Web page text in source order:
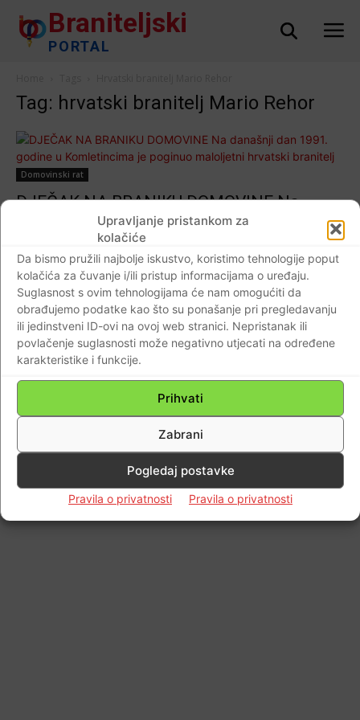
Upravljanje pristankom za
kolačiće
Da bismo pružili najbolje iskustvo, koristimo tehnologije poput
kolačića za čuvanje i/ili pristup informacijama o uređaju.
Suglasnost s ovim tehnologijama će nam omogućiti da
obrađujemo podatke kao što su ponašanje pri pregledavanju
ili jedinstveni ID-ovi na ovoj web stranici. Nepristanak ili
povlačenje suglasnosti može negativno utjecati na određene
karakteristike i funkcije.
Prihvati
Zabrani
Pogledaj postavke
Pravila o privatnosti Pravila o privatnosti
Braniteljski
PORTAL
Tag: hrvatski branitelj Mario Rehor
Domovinski rat
DJEČAK NA BRANIKU DOMOVINE Na
današnji dan 1991. godine u Komletincima
je poginuo maloljetni hrvatski branitelj
Mario Rehor…
Braniteljski portal - 30.12.2018
Impressum Kontaktirajte nas
© Newspaper WordPress Theme by TagDiv